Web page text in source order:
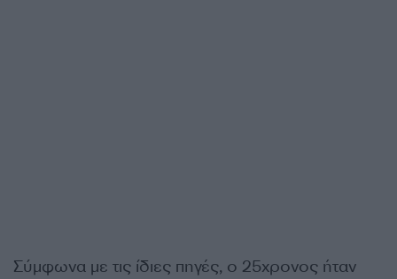
Σύμφωνα με τις ίδιες πηγές, ο 25χρονος ήταν